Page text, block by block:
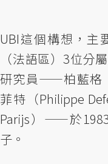
UBI這個構想，主
（法語區）3位分
研究員——柏藍格
菲特（Philippe
Parijs）——於
子。